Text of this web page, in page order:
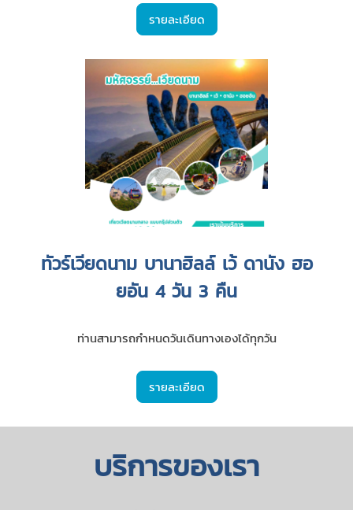
รายละเอียด
ทัวร์เวียดนาม บานาฮิลล์ เว้ ดานัง ฮอ
ยอัน 4 วัน 3 คืน
ท่านสามารถกำหนดวันเดินทางเองได้ทุกวัน
รายละเอียด
บริการของเรา